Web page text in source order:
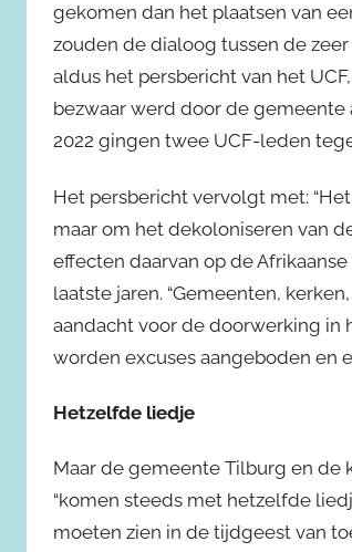
gekomen dan het plaatsen van
zouden de dialoog tussen de
aldus het persbericht van het
bezwaar werd door de gemeente
2022 gingen twee UCF-leden
Het persbericht vervolgt met:
maar om het dekoloniseren van
effecten daarvan op de
laatste jaren. “Gemeenten,
aandacht voor de doorwerking in
worden excuses aangeboden en
Hetzelfde liedje
Maar de gemeente Tilburg en
“komen steeds met hetzelfde
moeten zien in de tijdgeest van